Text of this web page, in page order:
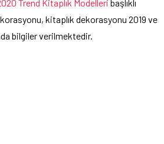
Trend Kitaplık Modelleri başlıklı
kitaplık dekorasyonu 2019 ve
bilgiler verilmektedir.